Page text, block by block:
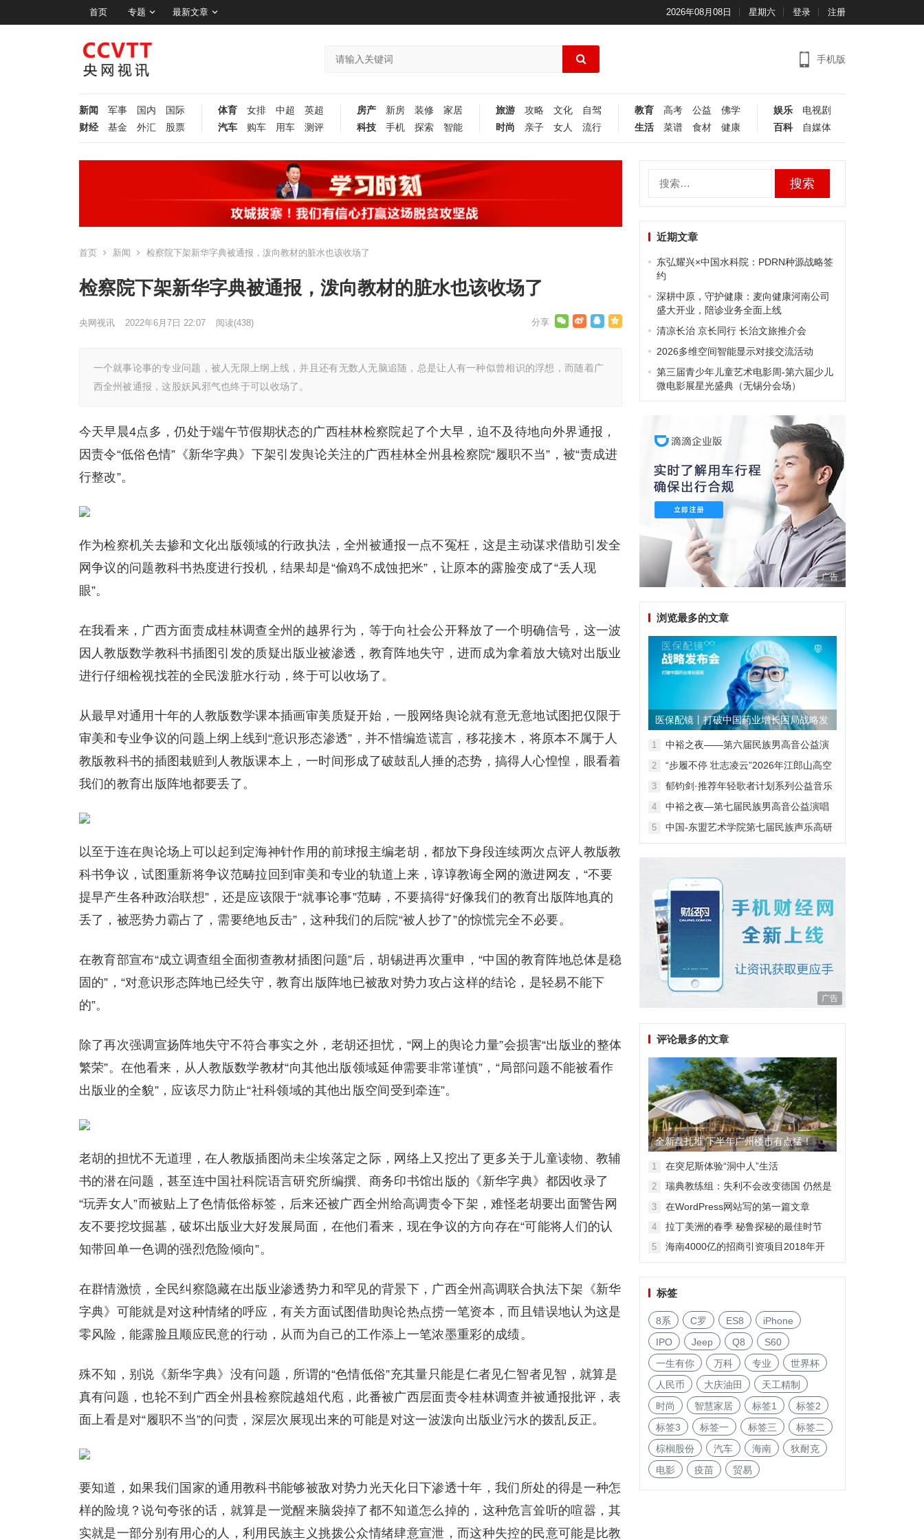
首页 专题 最新文章 2026年08月08日 星期六 登录 注册
手机版
新闻 军事 国内
国际
财经
基金 外汇 股票
体育 女排 中超
英超
汽车
购车 用车 测评
房产 新房 装修
家居
科技
手机 探索 智能
旅游 攻略 文化
自驾
时尚
亲子 女人 流行
教育 高考 公益
佛学
生活
菜谱 食材 健康
娱乐
电视剧
百科
自媒体
首页 新闻 检察院下架新华字典被通报，泼向教材的脏水也该收场了
检察院下架新华字典被通报，泼向教材的脏水也该收场了
央网视讯 2022年6月7日 22:07 阅读(438)
一个就事论事的专业问题，被人无限上纲上线，并且还有无数人无脑追随，总是让人有一种似曾相识的浮想，而随着广
西全州被通报，这股妖风邪气也终于可以收场了。
今天早晨4点多，仍处于端午节假期状态的广西桂林检察院起了个大早，迫不及待地向外界通报，
因责令“低俗色情”《新华字典》下架引发舆论关注的广西桂林全州县检察院“履职不当”，被“责成进
行整改”。
作为检察机关去掺和文化出版领域的行政执法，全州被通报一点不冤枉，这是主动谋求借助引发全
网争议的问题教科书热度进行投机，结果却是“偷鸡不成蚀把米”，让原本的露脸变成了“丢人现
眼”。
在我看来，广西方面责成桂林调查全州的越界行为，等于向社会公开释放了一个明确信号，这一波
因人教版数学教科书插图引发的质疑出版业被渗透，教育阵地失守，进而成为拿着放大镜对出版业
进行仔细检视找茬的全民泼脏水行动，终于可以收场了。
从最早对通用十年的人教版数学课本插画审美质疑开始，一股网络舆论就有意无意地试图把仅限于
审美和专业争议的问题上纲上线到“意识形态渗透”，并不惜编造谎言，移花接木，将原本不属于人
教版教科书的插图栽赃到人教版课本上，一时间形成了破鼓乱人捶的态势，搞得人心惶惶，眼看着
我们的教育出版阵地都要丢了。
以至于连在舆论场上可以起到定海神针作用的前球报主编老胡，都放下身段连续两次点评人教版教
科书争议，试图重新将争议范畴拉回到审美和专业的轨道上来，谆谆教诲全网的激进网友，“不要
提早产生各种政治联想”，还是应该限于“就事论事”范畴，不要搞得“好像我们的教育出版阵地真的
丢了，被恶势力霸占了，需要绝地反击”，这种我们的后院“被人抄了”的惊慌完全不必要。
在教育部宣布“成立调查组全面彻查教材插图问题”后，胡锡进再次重申，“中国的教育阵地总体是稳
固的”，“对意识形态阵地已经失守，教育出版阵地已被敌对势力攻占这样的结论，是轻易不能下
的”。
除了再次强调宣扬阵地失守不符合事实之外，老胡还担忧，“网上的舆论力量”会损害“出版业的整体
繁荣”。在他看来，从人教版数学教材“向其他出版领域延伸需要非常谨慎”，“局部问题不能被看作
出版业的全貌”，应该尽力防止“社科领域的其他出版空间受到牵连”。
老胡的担忧不无道理，在人教版插图尚未尘埃落定之际，网络上又挖出了更多关于儿童读物、教辅
书的潜在问题，甚至连中国社科院语言研究所编撰、商务印书馆出版的《新华字典》都因收录了
“玩弄女人”而被贴上了色情低俗标签，后来还被广西全州给高调责令下架，难怪老胡要出面警告网
友不要挖坟掘墓，破坏出版业大好发展局面，在他们看来，现在争议的方向存在“可能将人们的认
知带回单一色调的强烈危险倾向”。
在群情激愤，全民纠察隐藏在出版业渗透势力和罕见的背景下，广西全州高调联合执法下架《新华
字典》可能就是对这种情绪的呼应，有关方面试图借助舆论热点捞一笔资本，而且错误地认为这是
零风险，能露脸且顺应民意的行动，从而为自己的工作添上一笔浓墨重彩的成绩。
殊不知，别说《新华字典》没有问题，所谓的“色情低俗”充其量只能是仁者见仁智者见智，就算是
真有问题，也轮不到广西全州县检察院越俎代庖，此番被广西层面责令桂林调查并被通报批评，表
面上看是对“履职不当”的问责，深层次展现出来的可能是对这一波泼向出版业污水的拨乱反正。
要知道，如果我们国家的通用教科书能够被敌对势力光天化日下渗透十年，我们所处的得是一种怎
样的险境？说句夸张的话，就算是一觉醒来脑袋掉了都不知道怎么掉的，这种危言耸听的喧嚣，其
实就是一部分别有用心的人，利用民族主义挑拨公众情绪肆意宣泄，而这种失控的民意可能是比教
近期文章
东弘耀兴×中国水科院：PDRN种源战略签
约
深耕中原，守护健康：麦向健康河南公司
盛大开业，陪诊业务全面上线
清凉长治 京长同行 长治文旅推介会
2026多维空间智能显示对接交流活动
第三届青少年儿童艺术电影周-第六届少儿
微电影展星光盛典（无锡分会场）
广告
浏览最多的文章
医保配镜丨打破中国药业增长困局战略发
布会
1
中裕之夜——第六届民族男高音公益演
2
“步履不停 壮志凌云”2026年江郎山高空
3
郁钧剑·推荐年轻歌者计划系列公益音乐
4
中裕之夜—第七届民族男高音公益演唱
5
中国-东盟艺术学院第七届民族声乐高研
广告
评论最多的文章
全新盘扎堆 下半年广州楼市有点猛！
1 在突尼斯体验“洞中人”生活
2
瑞典教练组：失利不会改变德国 仍然是
3 在WordPress网站写的第一篇文章
4 拉丁美洲的春季 秘鲁探秘的最佳时节
5
海南4000亿的招商引资项目2018年开
标签
8系 C罗 ES8
iPhone
IPO
Jeep Q8
S60
一生有你
万科 专业
世界杯
人民币
大庆油田
天工精制
时尚
智慧家居 标签1
标签2
标签3
标签一 标签三
标签二
棕榈股份
汽车 海南
狄耐克
电影
疫苗 贸易